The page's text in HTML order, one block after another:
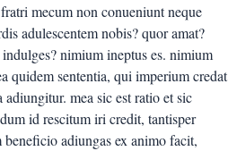
mecum non conueniunt neque
adulescentem nobis? quor amat?
nimium ineptus es. nimium
quidem sententia, qui imperium credat
mea sic est ratio et sic
id rescitum iri credit, tantisper
adiungas ex animo facit,